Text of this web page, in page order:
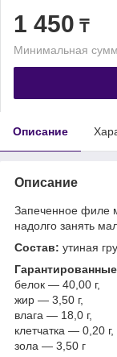
1 450 ₸
Минимальная
Описание
Описание
Запеченное филе
надолго занять
Состав: утиная
белок — 40,00 г,
жир — 3,50 г,
влага — 18,0 г,
клетчатка — 0,20 г,
зола — 3,50 г